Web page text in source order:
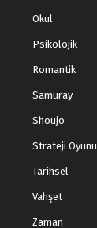
Okul
Psikolojik
Romantik
Samuray
Shoujo
Strateji Oyunu
Tarihsel
Vahşet
Zaman